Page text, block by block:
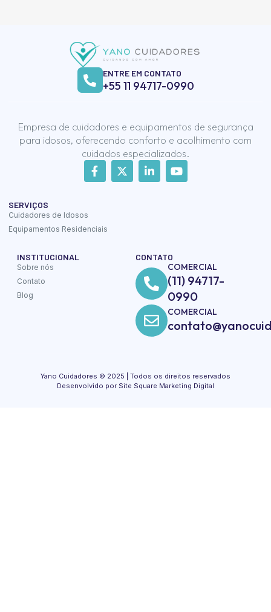
ENTRE EM CONTATO
+55 11 94717-0990
Empresa de cuidadores e equipamentos de segurança
para idosos, oferecendo conforto e acolhimento com
cuidados especializados.
SERVIÇOS
Cuidadores de Idosos
Equipamentos Residenciais
INSTITUCIONAL
Sobre nós
Contato
Blog
CONTATO
COMERCIAL
(11) 94717-
0990
COMERCIAL
Yano Cuidadores © 2025 | Todos os direitos reservados
Desenvolvido por Site Square Marketing Digital